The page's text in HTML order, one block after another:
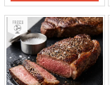
Fresco